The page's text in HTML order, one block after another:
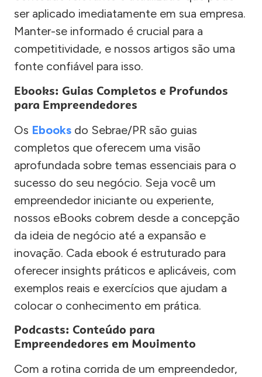
ser aplicado imediatamente em sua empresa.
Manter-se informado é crucial para a
competitividade, e nossos artigos são uma
fonte confiável para isso.
Ebooks: Guias Completos e Profundos
para Empreendedores
Os Ebooks do Sebrae/PR são guias
completos que oferecem uma visão
aprofundada sobre temas essenciais para o
sucesso do seu negócio. Seja você um
empreendedor iniciante ou experiente,
nossos eBooks cobrem desde a concepção
da ideia de negócio até a expansão e
inovação. Cada ebook é estruturado para
oferecer insights práticos e aplicáveis, com
exemplos reais e exercícios que ajudam a
colocar o conhecimento em prática.
Podcasts: Conteúdo para
Empreendedores em Movimento
Com a rotina corrida de um empreendedor,